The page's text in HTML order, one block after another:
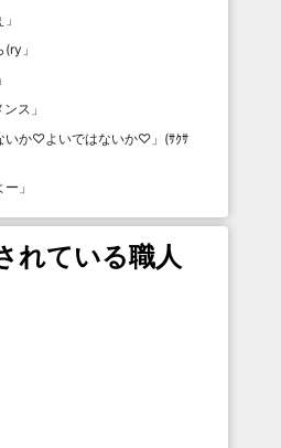
」
(ry 」
」
ンス 」
いか♡よいではないか♡」(ｻｸｻ
ー 」
れている職人